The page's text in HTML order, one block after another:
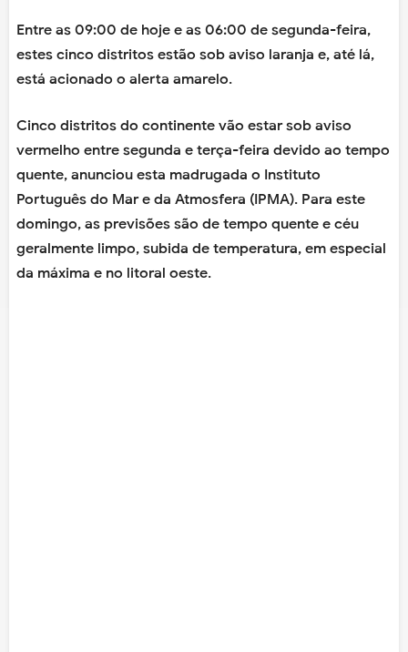
Entre as 09:00 de hoje e as 06:00 de segunda-feira,
estes cinco distritos estão sob aviso laranja e, até lá,
está acionado o alerta amarelo.
Cinco distritos do continente vão estar sob aviso
vermelho entre segunda e terça-feira devido ao tempo
quente, anunciou esta madrugada o Instituto
Português do Mar e da Atmosfera (IPMA). Para este
domingo, as previsões são de tempo quente e céu
geralmente limpo, subida de temperatura, em especial
da máxima e no litoral oeste.